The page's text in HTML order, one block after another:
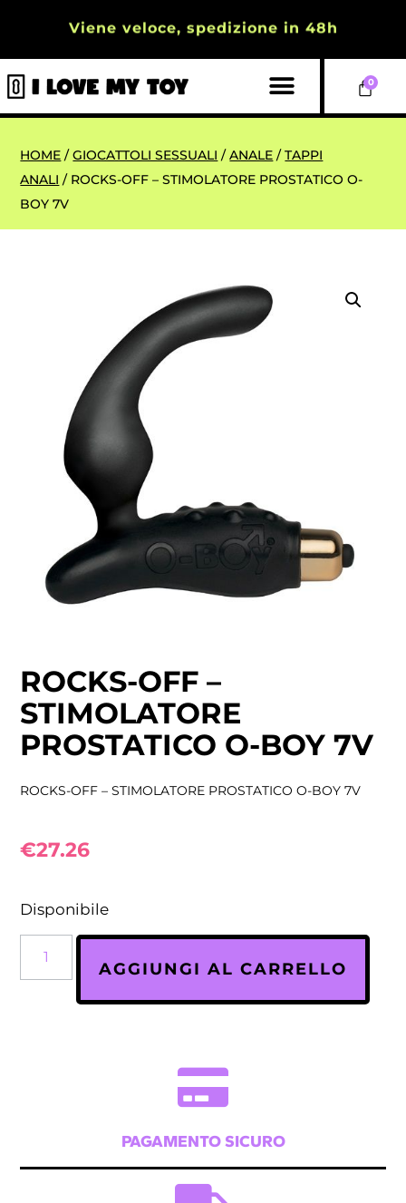
Viene veloce, spedizione in 48h
0
HOME /GIOCATTOLI SESSUALI /ANALE /TAPPI
ANALI / ROCKS-OFF – STIMOLATORE PROSTATICO O-
BOY 7V
ROCKS-OFF –
STIMOLATORE
PROSTATICO O-BOY 7V
ROCKS-OFF – STIMOLATORE PROSTATICO O-BOY 7V
€27.26
Disponibile
AGGIUNGI AL CARRELLO
PAGAMENTO SICURO